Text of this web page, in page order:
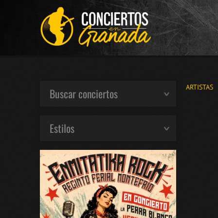
ARTISTAS
Buscar conciertos
Estilos